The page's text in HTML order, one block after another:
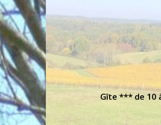
Gîte *** de 10